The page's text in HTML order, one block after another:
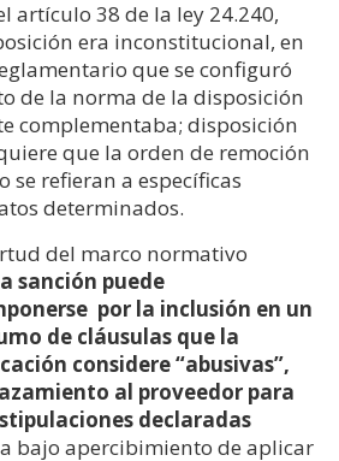
artículo 38 de la ley 24.240,
era inconstitucional, en
que se configuró
de la norma de la disposición
complementaba; disposición
que la orden de remoción
se refieran a específicas
determinados.
del marco normativo
sanción puede
por la inclusión en un
de cláusulas que la
considere “abusivas”,
al proveedor para
declaradas
bajo apercibimiento de aplicar